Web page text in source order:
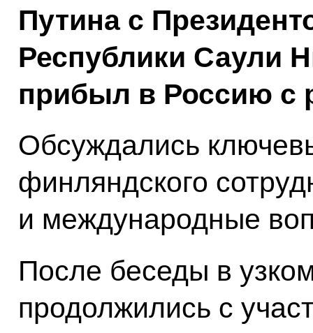
Путина с
Республики Саули
прибыл в Россию с
Обсуждались
финляндского
и международные
После беседы в
продолжились с